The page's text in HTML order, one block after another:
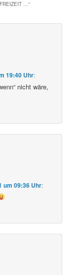
…“
19:40 Uhr:
nicht wäre,
um 09:36 Uhr: